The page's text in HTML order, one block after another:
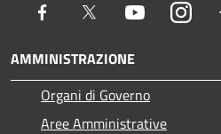
Facebook Twitter Youtube
AMMINISTRAZIONE
Organi di Governo
Aree Amministrative